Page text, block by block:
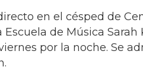
en el césped de
de Música Sarah
por la noche. Se